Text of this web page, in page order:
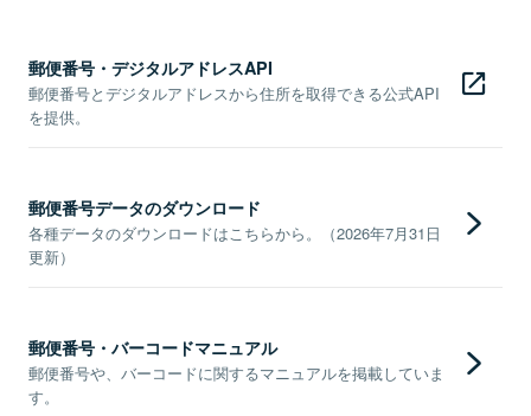
郵便番号・デジタルアドレスAPI
郵便番号とデジタルアドレスから住所を取得できる公式API
を提供。
郵便番号データのダウンロード
各種データのダウンロードはこちらから。（2026年7月31日
更新）
郵便番号・バーコードマニュアル
郵便番号や、バーコードに関するマニュアルを掲載していま
す。